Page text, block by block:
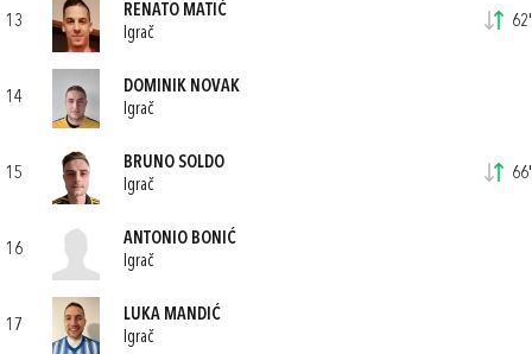
13
RENATO MATIĆ
Igrač
62'
14
DOMINIK NOVAK
Igrač
15
BRUNO SOLDO
Igrač
66'
16
ANTONIO BONIĆ
Igrač
17
LUKA MANDIĆ
Igrač